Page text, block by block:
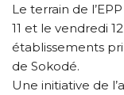
Le terrain de
11 et le vendredi
établissements
de Sokodé.
Une initiative de